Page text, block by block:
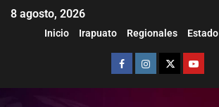
8 agosto, 2026
Inicio Irapuato Regionales Estado